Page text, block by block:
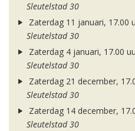
Sleutelstad 30
Zaterdag 11 januari, 17.00
Sleutelstad 30
Zaterdag 4 januari, 17.00
Sleutelstad 30
Zaterdag 21 december,
Sleutelstad 30
Zaterdag 14 december,
Sleutelstad 30